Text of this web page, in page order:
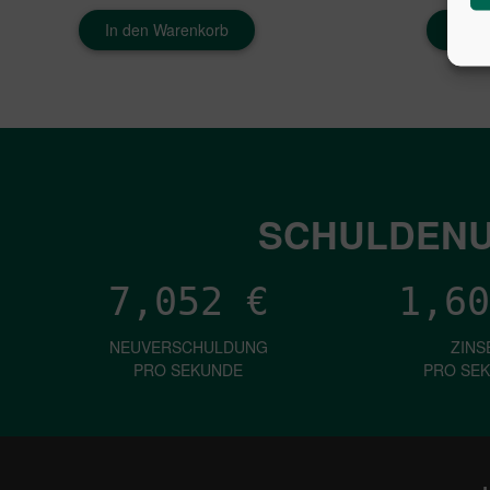
In den Warenkorb
7,052 €
NEUVERSCHULDUNG
PRO SEKUNDE
PRO